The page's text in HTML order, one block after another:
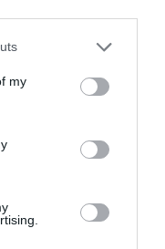
my
specjały
więcej niż
pieczonych na
Innym
kluseczki
z bryndzą.